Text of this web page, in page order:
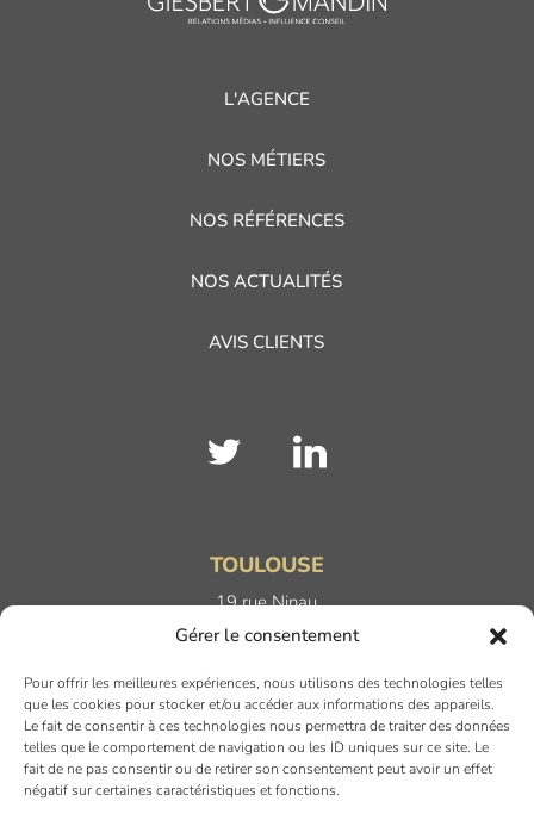
Gérer le consentement
Pour offrir les meilleures expériences, nous utilisons des technologies telles
que les cookies pour stocker et/ou accéder aux informations des appareils.
Le fait de consentir à ces technologies nous permettra de traiter des données
telles que le comportement de navigation ou les ID uniques sur ce site. Le
fait de ne pas consentir ou de retirer son consentement peut avoir un effet
négatif sur certaines caractéristiques et fonctions.
L'AGENCE
NOS MÉTIERS
NOS RÉFÉRENCES
NOS ACTUALITÉS
AVIS CLIENTS
TOULOUSE
19 rue Ninau
31000 TOULOUSE
DIJON
6 rue du Docteur Chaussier
21000 DIJON